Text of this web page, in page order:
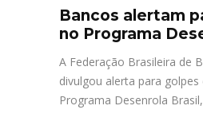
Bancos alertam
no Programa
A Federação Brasileira de
divulgou alerta para
Programa Desenrola